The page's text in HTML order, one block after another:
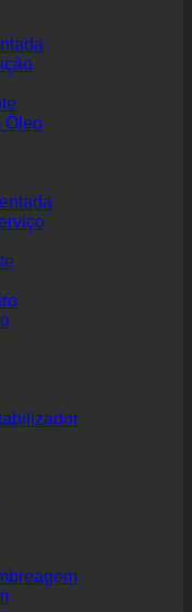
Óleo